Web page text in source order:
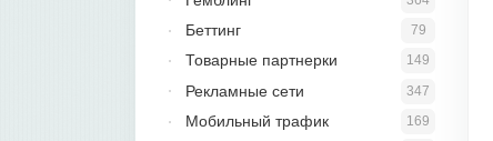
79
Беттинг
149
Товарные партнерки
347
Рекламные сети
169
Мобильный трафик